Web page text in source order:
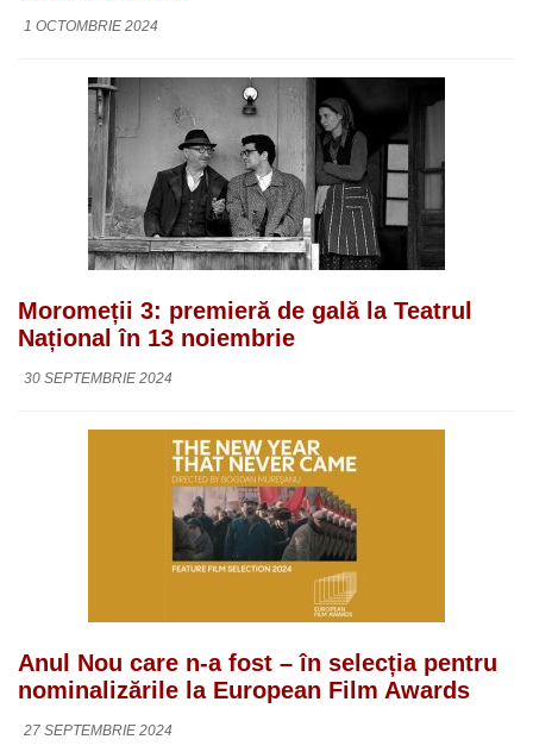
1 OCTOMBRIE 2024
Moromeții 3: premieră de gală la Teatrul
Național în 13 noiembrie
30 SEPTEMBRIE 2024
Anul Nou care n-a fost – în selecția pentru
nominalizările la European Film Awards
27 SEPTEMBRIE 2024